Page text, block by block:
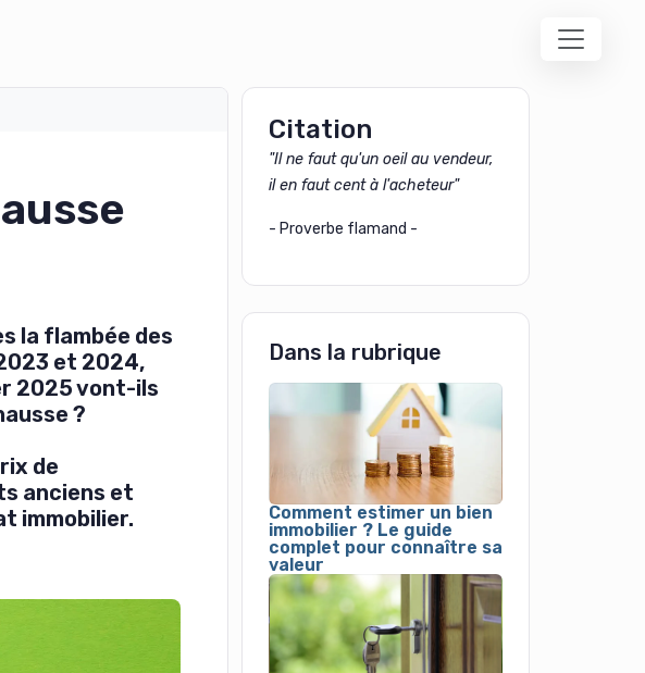
la flambée des
et 2024,
2025 vont-ils
?
de
anciens et
immobilier.
Citation
"Il ne faut qu'un oeil au vendeur,
il en faut cent à l'acheteur"
- Proverbe flamand -
Dans la rubrique
Comment estimer un bien
immobilier ? Le guide
complet pour connaître sa
valeur